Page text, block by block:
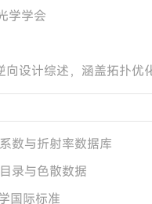
学学会
向设计综述，涵盖拓扑优
数与折射率数据库
录与色散数据
国际标准